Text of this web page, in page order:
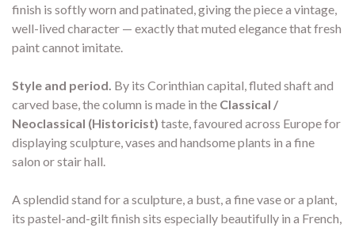
finish is softly worn and patinated, giving the piece a vintage,
well-lived character — exactly that muted elegance that fresh
paint cannot imitate.
Style and period. By its Corinthian capital, fluted shaft and
carved base, the column is made in the Classical /
Neoclassical (Historicist) taste, favoured across Europe for
displaying sculpture, vases and handsome plants in a fine
salon or stair hall.
A splendid stand for a sculpture, a bust, a fine vase or a plant,
its pastel-and-gilt finish sits especially beautifully in a French,